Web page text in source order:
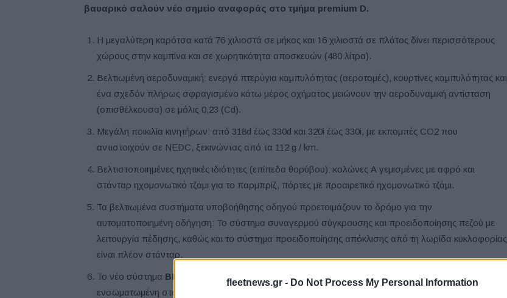
fleetnews.gr - Do Not Process My Personal Information
βαυαρικό σαλούν νέο σημείο αναφοράς στο τμήμα premium D.
Η μεγαλύτερη καρότσα κατά 76 χιλιοστά σε μήκος και 16 χιλιοστά σε πλάτος δίνει περισσότερους
χώρους στην καμπίνα και σε χωρητικότητα αποσκευών (480 λίτρα).
Βελτιωμένη αεροδυναμική: ενεργά πτερύγια καμπυλότητας (αεροτομές), κουρτίνες καμπυλότητας και
ένα σχεδόν πλήρως σφραγισμένο κάτω μέρος οχήματος μειώνουν την αεροδυναμική αντίσταση
(οπισθέλκουσα) σε μόλις 0,23 (Cd).
Μεγάλη ποικιλία κινητήρων: από 318d έως 330d και 320i έως 330i, με εκπομπές CO2 που
αντιστοιχούν σε NEDC, ξεκινώντας από τα 112 g / km.
Βελτιστοποιημένες ηχητικές ιδιότητες (επίπεδα θορύβου): κολώνες Α γεμισμένες με αφρό και
στάνταρ ηχομονωτικό τζάμι για το παρμπρίζ, πόρτες με προαιρετικό ηχομονωτικό τζάμι.
Τα βελτιωμένα συστήματα υποβοήθησης οδηγού προετοιμάζουν το δρόμο για την
αυτοματοποιημένη οδήγηση: Το σύστημα συναγερμού σύγκρουσης και προειδοποίησης πεζού με
λειτουργία πέδησης, καθώς και το σύστημα προειδοποίησης απόκλισης από τη λωρίδα κυκλοφορίας
είναι πλέον στάνταρ.
Το νέο σύστημα BMW Intelligent Personal Assistantείναι μια ευφυής ψηφιακή οντότητα
ενσωματωμένη στο αυτοκίνητο. Βοηθάει τον οδηγό σε πολλές διεργασίες, βελτιώνοντας την